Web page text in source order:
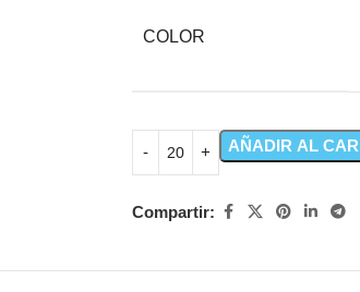
COLOR
AÑADIR AL
Compartir: